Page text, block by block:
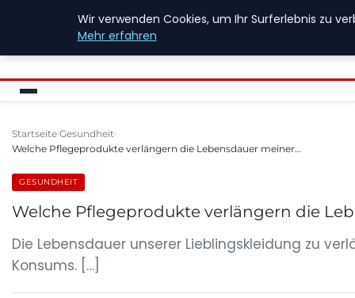
FIREWALLINFO
Startseite Gesundheit
Welche Pflegeprodukte verlängern die Lebensdauer meiner…
GESUNDHEIT
Welche Pflegeprodukte verlängern die
Die Lebensdauer unserer Lieblingskleidung zu
Konsums. […]
Wir verwenden Cookies, um Ihr Surferlebnis zu
Mehr erfahren